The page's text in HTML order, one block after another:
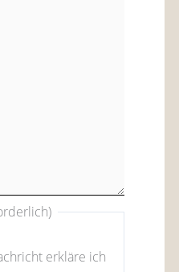
erkläre ich